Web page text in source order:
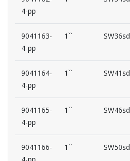
4-pp
9041163-
4-pp
1`` SW36sd
9041164-
4-pp
1`` SW41sd
9041165-
4-pp
1`` SW46sd
9041166-
4-pp
1`` SW50sd